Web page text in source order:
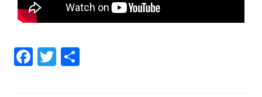
Facebook
Twitter